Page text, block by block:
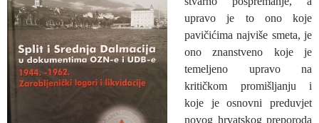
upravo je to ono koje
pavičićima najviše smeta, je
ono znanstveno koje je
temeljeno upravo na
kritičkom promišljanju i
koje je osnovni preduvjet
novog hrvatskog preporoda